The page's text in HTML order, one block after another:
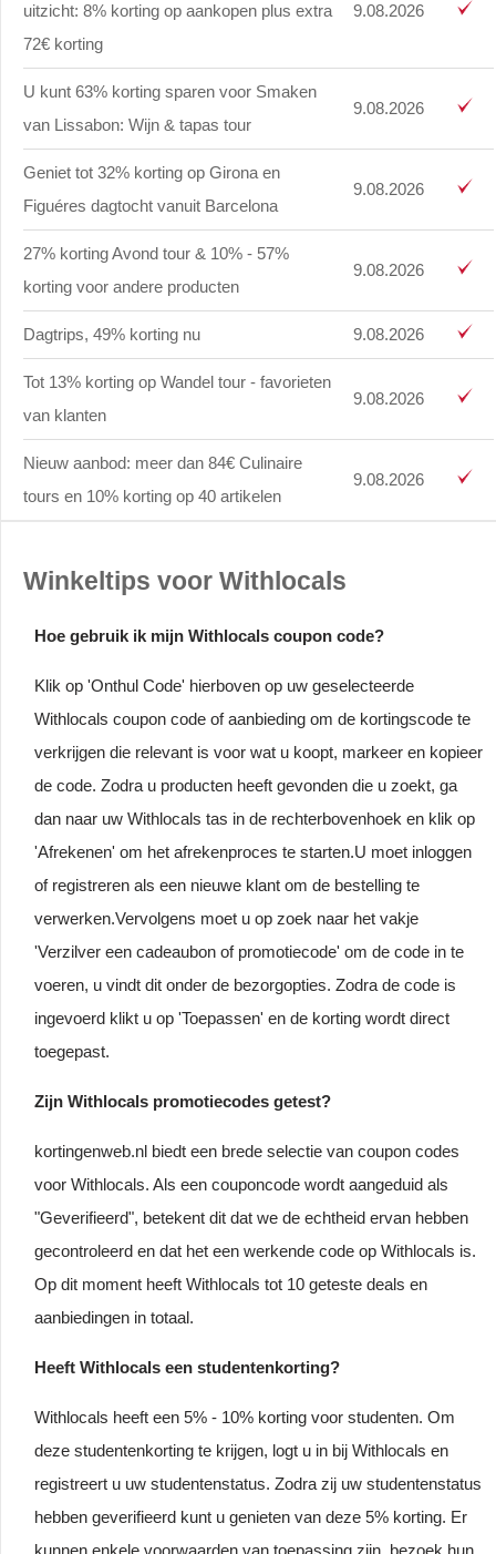
uitzicht: 8% korting op aankopen plus extra
72€ korting
9.08.2026
U kunt 63% korting sparen voor Smaken
van Lissabon: Wijn & tapas tour
9.08.2026
Geniet tot 32% korting op Girona en
Figuéres dagtocht vanuit Barcelona
9.08.2026
27% korting Avond tour & 10% - 57%
korting voor andere producten
9.08.2026
Dagtrips, 49% korting nu 9.08.2026
Tot 13% korting op Wandel tour - favorieten
van klanten
9.08.2026
Nieuw aanbod: meer dan 84€ Culinaire
tours en 10% korting op 40 artikelen
9.08.2026
Winkeltips voor Withlocals
Hoe gebruik ik mijn Withlocals coupon code?
Klik op 'Onthul Code' hierboven op uw geselecteerde
Withlocals coupon code of aanbieding om de kortingscode te
verkrijgen die relevant is voor wat u koopt, markeer en kopieer
de code. Zodra u producten heeft gevonden die u zoekt, ga
dan naar uw Withlocals tas in de rechterbovenhoek en klik op
'Afrekenen' om het afrekenproces te starten.U moet inloggen
of registreren als een nieuwe klant om de bestelling te
verwerken.Vervolgens moet u op zoek naar het vakje
'Verzilver een cadeaubon of promotiecode' om de code in te
voeren, u vindt dit onder de bezorgopties. Zodra de code is
ingevoerd klikt u op 'Toepassen' en de korting wordt direct
toegepast.
Zijn Withlocals promotiecodes getest?
kortingenweb.nl biedt een brede selectie van coupon codes
voor Withlocals. Als een couponcode wordt aangeduid als
"Geverifieerd", betekent dit dat we de echtheid ervan hebben
gecontroleerd en dat het een werkende code op Withlocals is.
Op dit moment heeft Withlocals tot 10 geteste deals en
aanbiedingen in totaal.
Heeft Withlocals een studentenkorting?
Withlocals heeft een 5% - 10% korting voor studenten. Om
deze studentenkorting te krijgen, logt u in bij Withlocals en
registreert u uw studentenstatus. Zodra zij uw studentenstatus
hebben geverifieerd kunt u genieten van deze 5% korting. Er
kunnen enkele voorwaarden van toepassing zijn, bezoek hun